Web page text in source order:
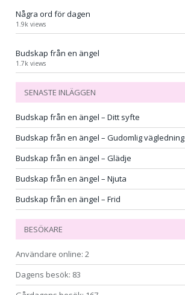
Några ord för dagen
1.9k views
Budskap från en ängel
1.7k views
SENASTE INLÄGGEN
Budskap från en ängel – Ditt syfte
Budskap från en ängel – Gudomlig vägledning
Budskap från en ängel – Glädje
Budskap från en ängel – Njuta
Budskap från en ängel – Frid
BESÖKARE
Användare online: 2
Dagens besök: 83